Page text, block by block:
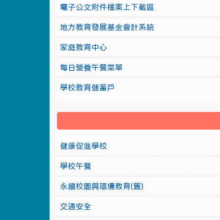
電子公文附件檔案上下載區
地方教育發展基金會計系統
家庭教育中心
每日營養午餐菜單
學校教育儲蓄戶
健康促進學校
學校午餐
永續校園與環境教育(舊)
交通安全